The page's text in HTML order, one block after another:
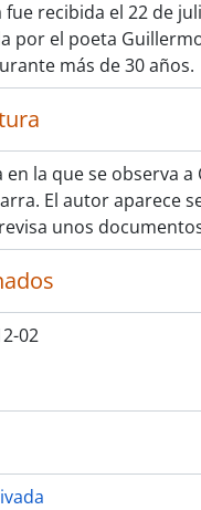
fue recibida el 22 de
por el poeta
más de 30 años.
en la que se observa
El autor aparece
unos
02